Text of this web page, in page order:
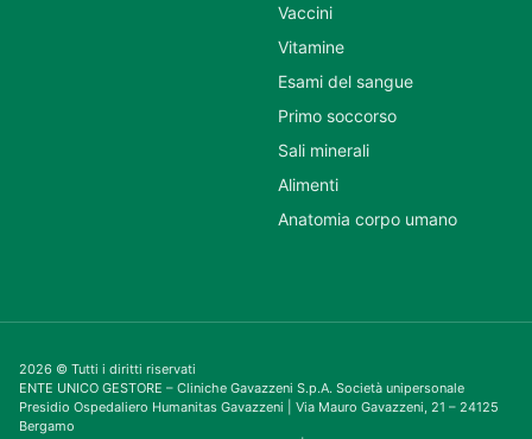
Vaccini
Vitamine
Esami del sangue
Primo soccorso
Sali minerali
Alimenti
Anatomia corpo umano
2026 © Tutti i diritti riservati
ENTE UNICO GESTORE – Cliniche Gavazzeni S.p.A. Società unipersonale
Presidio Ospedaliero Humanitas Gavazzeni | Via Mauro Gavazzeni, 21 – 24125
Bergamo